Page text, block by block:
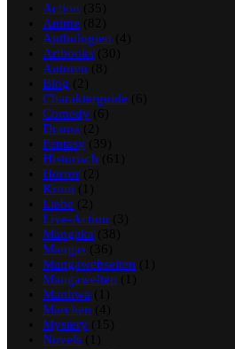
Action
Anime
Anthologien
Artbooks
Autoren
Blog
Charakterguide
Comedy
Drama
Fantasy
Historisch
Horror
Krimi
Liebe
Live-Action
Mangaka
Mangas
Mangawebseiten
Mangawelten
Manhwa
Märchen
Mystery
Novels